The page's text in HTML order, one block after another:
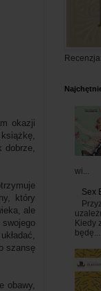
okazji
który
ale
szansę
obawy,
wi...
Sex
Kiedy
będę...